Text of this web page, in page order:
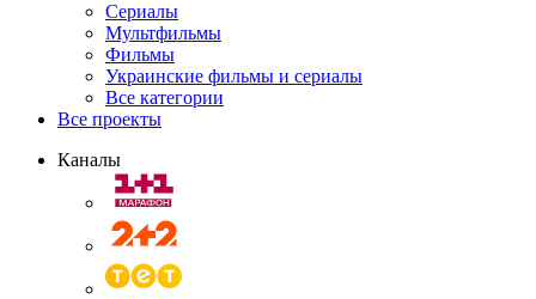
Сериалы
Мультфильмы
Фильмы
Украинские фильмы и сериалы
Все категории
Все проекты
Каналы